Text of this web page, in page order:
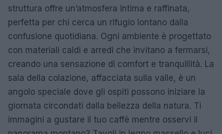
struttura offre un’atmosfera intima e raffinata,
perfetta per chi cerca un rifugio lontano dalla
confusione quotidiana. Ogni ambiente è progettato
con materiali caldi e arredi che invitano a fermarsi,
creando una sensazione di comfort e tranquillità. La
sala della colazione, affacciata sulla valle, è un
angolo speciale dove gli ospiti possono iniziare la
giornata circondati dalla bellezza della natura. Ti
immagini a gustare il tuo caffè mentre osservi il